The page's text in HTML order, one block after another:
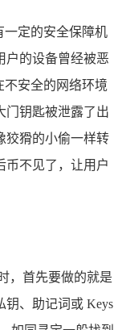
一定的安全保障机
户的设备曾经被恶
不安全的网络环境
门钥匙被泄露了出
狡猾的小偷一样转
币不见了，让用户
，首先要做的就是
钥、助记词或 Keys